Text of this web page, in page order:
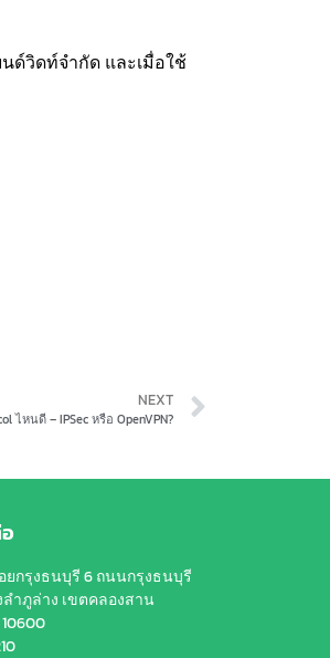
ด์วิดท์จำกัด และเมื่อใช้
NEXT
ไหนดี – IPSec หรือ OpenVPN?
ยกรุงธนบุรี 6 ถนนกรุงธนบุรี
ำภูล่าง เขตคลองสาน